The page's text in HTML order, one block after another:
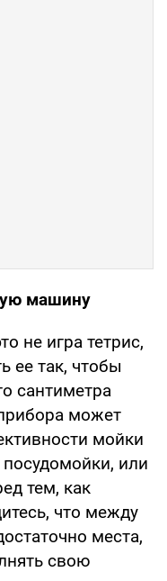
машину
не игра тетрис,
ее так, чтобы
сантиметра
может
мойки
или
тем, как
что между
места,
свою